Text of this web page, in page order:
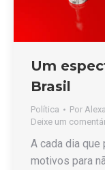
Um
Brasil
Política Por
Deixe um
A cada dia
motivos para